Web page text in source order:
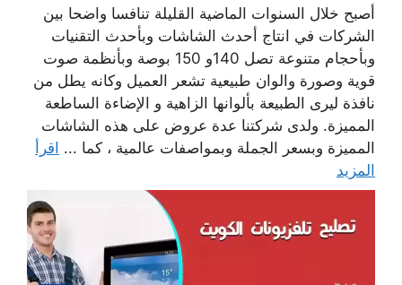
أصبح خلال السنوات الماضية القليلة تنافسا واضحا بين
الشركات في انتاج أحدث الشاشات وبأحدث التقنيات
وبأحجام متنوعة تصل 140و 150 بوصة وبأنظمة صوت
قوية وصورة والوان طبيعية تشعر العميل وكانه يطل من
نافذة ليرى الطبيعة بألوانها الزاهية و الإضاءة الساطعة
المميزة. ولدى شركتنا عدة عروض على هذه الشاشات
المميزة وبسعر الجملة وبمواصفات عالمية ، كما ... اقرأ
المزيد